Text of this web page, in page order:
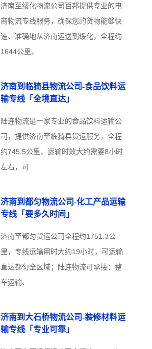
济南至绥化物流公司百邦提供专业的电
商物流专线服务，确保您的货物能够快
速、准确地从济南运送到绥化，全程约
1644公里，
济南到临猗县物流公司-食品饮料运
输专线「全境直达」
陆连物流是一家专业的食品饮料运输公
司，提供济南至临猗县货运服务，全程
约745.5公里，运输时效大约需要8小时
左右，可
济南到都匀物流公司-化工产品运输
专线「要多久时间」
济南至都匀货运公司全程约1751.3公
里，专线运输用时大约19小时，可运输
直达都匀全区域；陆连物流可承接：整
车运输、
济南到大石桥物流公司-装修材料运
输专线「专业可靠」